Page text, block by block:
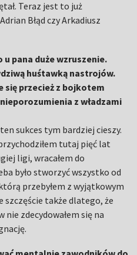
Teraz jest to już
Błąd czy Arkadiusz
u pana duże wzruszenie.
huśtawką nastrojów.
się przecież z bojkotem
z władzami
sukces tym bardziej cieszy.
tutaj pięć lat
ligi, wracałem do
było stworzyć wszystko od
przebyłem z wyjątkowym
szczęście także dlatego, że
zdecydowałem się na